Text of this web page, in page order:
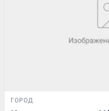
ГОРОД